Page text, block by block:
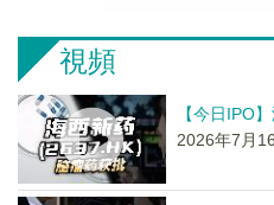
視頻
【今日IPO
2026年7月